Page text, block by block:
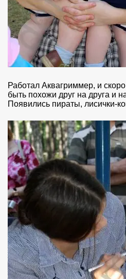
Работал Аквагриммер, и
быть похожи друг на друга и
Появились пираты, лисички-